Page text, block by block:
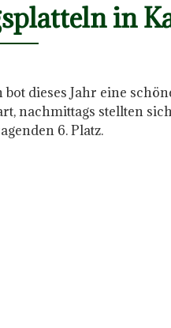
in
dieses Jahr eine
nachmittags stellten
6. Platz.